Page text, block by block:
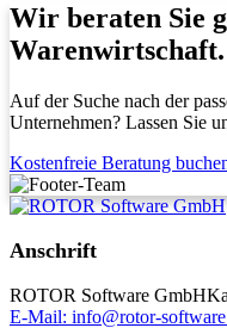
Wir beraten Sie
Warenwirtschaft.
Auf der Suche nach der
Unternehmen? Lassen Sie
Kostenfreie Beratung
Anschrift
ROTOR Software GmbH
E-Mail: info@rotor-